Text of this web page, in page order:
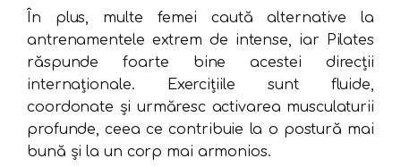
În plus, multe femei caută alternative la
antrenamentele extrem de intense, iar Pilates
răspunde foarte bine acestei direcții
internaționale. Exercițiile sunt fluide,
coordonate și urmăresc activarea musculaturii
profunde, ceea ce contribuie la o postură mai
bună și la un corp mai armonios.